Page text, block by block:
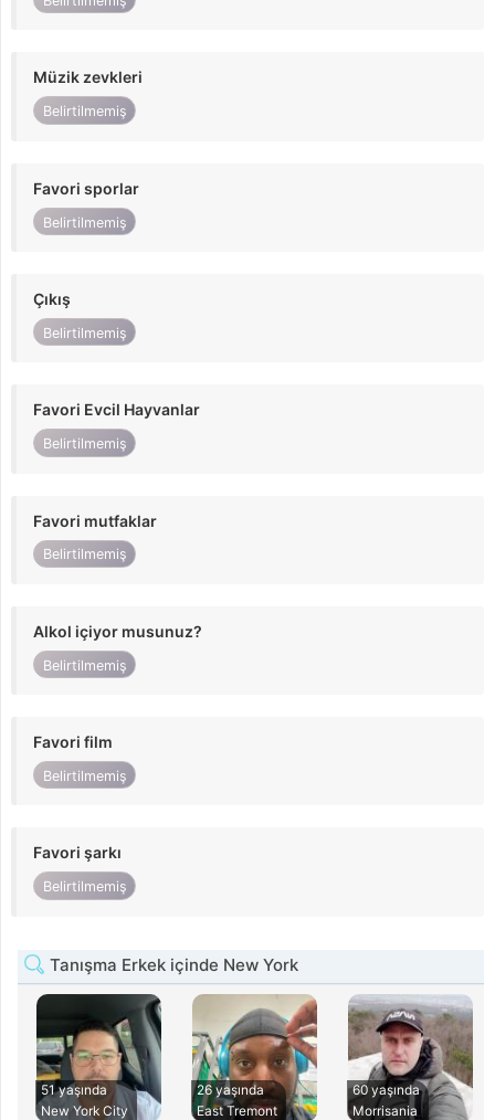
Müzik zevkleri
Belirtilmemiş
Favori sporlar
Belirtilmemiş
Çıkış
Belirtilmemiş
Favori Evcil Hayvanlar
Belirtilmemiş
Favori mutfaklar
Belirtilmemiş
Alkol içiyor musunuz?
Belirtilmemiş
Favori film
Belirtilmemiş
Favori şarkı
Belirtilmemiş
Tanışma Erkek içinde New York
51 yaşında
New York City
26 yaşında
East Tremont
60 yaşında
Morrisania